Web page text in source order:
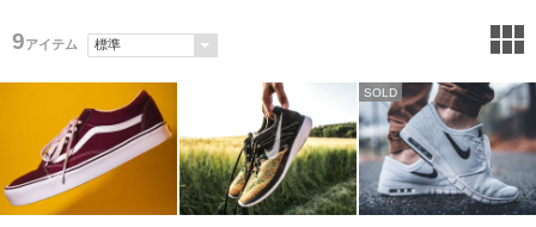
9アイテム
SOLD